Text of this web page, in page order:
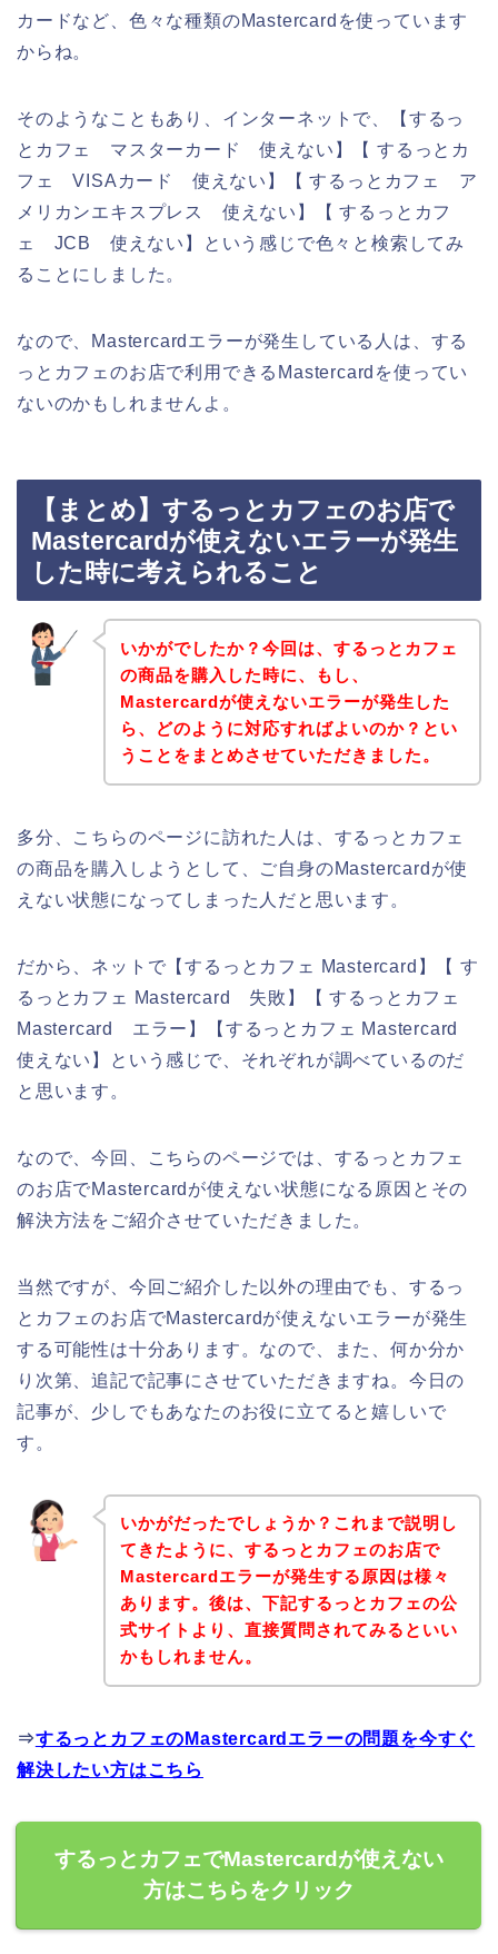
カードなど、色々な種類のMastercardを使っています
からね。
そのようなこともあり、インターネットで、【するっ
とカフェ マスターカード 使えない】【 するっとカ
フェ VISAカード 使えない】【 するっとカフェ ア
メリカンエキスプレス 使えない】【 するっとカフ
ェ JCB 使えない】という感じで色々と検索してみ
ることにしました。
なので、Mastercardエラーが発生している人は、する
っとカフェのお店で利用できるMastercardを使ってい
ないのかもしれませんよ。
【まとめ】するっとカフェのお店で
Mastercardが使えないエラーが発生
した時に考えられること
いかがでしたか？今回は、するっとカフェ
の商品を購入した時に、もし、
Mastercardが使えないエラーが発生した
ら、どのように対応すればよいのか？とい
うことをまとめさせていただきました。
多分、こちらのページに訪れた人は、するっとカフェ
の商品を購入しようとして、ご自身のMastercardが使
えない状態になってしまった人だと思います。
だから、ネットで【するっとカフェ Mastercard】【 す
るっとカフェ Mastercard 失敗】【 するっとカフェ
Mastercard エラー】【するっとカフェ Mastercard
使えない】という感じで、それぞれが調べているのだ
と思います。
なので、今回、こちらのページでは、するっとカフェ
のお店でMastercardが使えない状態になる原因とその
解決方法をご紹介させていただきました。
当然ですが、今回ご紹介した以外の理由でも、するっ
とカフェのお店でMastercardが使えないエラーが発生
する可能性は十分あります。なので、また、何か分か
り次第、追記で記事にさせていただきますね。今日の
記事が、少しでもあなたのお役に立てると嬉しいで
す。
いかがだったでしょうか？これまで説明し
てきたように、するっとカフェのお店で
Mastercardエラーが発生する原因は様々
あります。後は、下記するっとカフェの公
式サイトより、直接質問されてみるといい
かもしれません。
⇒するっとカフェのMastercardエラーの問題を今すぐ
解決したい方はこちら
するっとカフェでMastercardが使えない
方はこちらをクリック